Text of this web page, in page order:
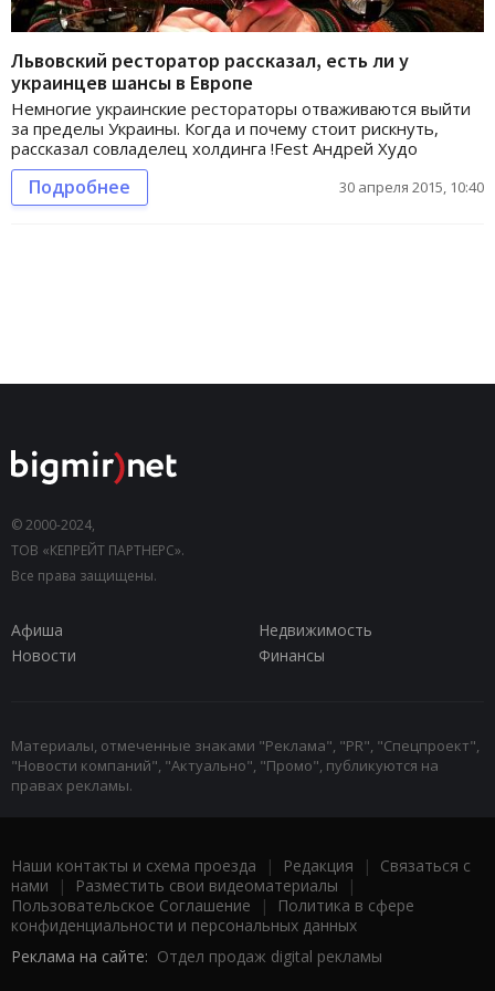
Львовский ресторатор рассказал, есть ли у
украинцев шансы в Европе
Немногие украинские рестораторы отваживаются выйти
за пределы Украины. Когда и почему стоит рискнуть,
рассказал совладелец холдинга !Fest Андрей Худо
Подробнее 30 апреля 2015, 10:40
© 2000-2024,
ТОВ «КЕПРЕЙТ ПАРТНЕРС».
Все права защищены.
Афиша
Недвижимость
Новости
Финансы
Материалы, отмеченные знаками "Реклама", "PR", "Спецпроект",
"Новости компаний", "Актуально", "Промо", публикуются на
правах рекламы.
Наши контакты и схема проезда | Редакция | Связаться с
нами | Разместить свои видеоматериалы |
Пользовательское Соглашение |
Политика в сфере
конфиденциальности и персональных данных
Реклама на сайте: Отдел продаж digital рекламы